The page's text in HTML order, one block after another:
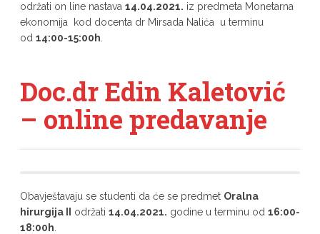
održati on line nastava 14.04.2021. iz predmeta Monetarna
ekonomija kod docenta dr Mirsada Nalića u terminu
od 14:00-15:00h
Doc.dr Edin Kaletović
– online predavanje
Obavještavaju se studenti da će se predmet Oralna
hirurgija II
održati 14.04.2021. godine u terminu od 16:00-
18:00h